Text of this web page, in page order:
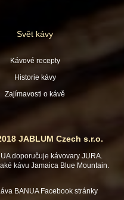
Svět kávy
Kávové recepty
Historie kávy
Zajímavosti o kávě
JABLUM Czech s.r.o.
doporučuje kávovary JURA.
kávu Jamaica Blue Mountain.
BANUA Facebook stránky